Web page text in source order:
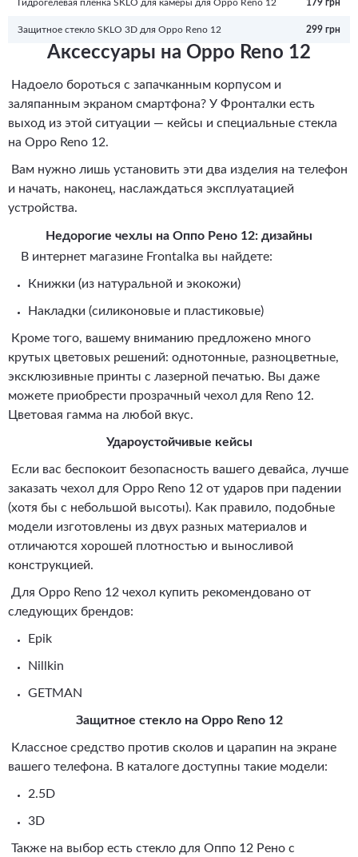
Гидрогелевая пленка SKLO для камеры для Oppo Reno 12 179 грн
Защитное стекло SKLO 3D для Oppo Reno 12 299 грн
Аксессуары на Oppo Reno 12
Надоело бороться с запачканным корпусом и
заляпанным экраном смартфона? У Фронталки есть
выход из этой ситуации — кейсы и специальные стекла
на Oppo Reno 12.
Вам нужно лишь установить эти два изделия на телефон
и начать, наконец, наслаждаться эксплуатацией
устройства.
Недорогие чехлы на Оппо Рено 12: дизайны
В интернет магазине Frontalka вы найдете:
Книжки (из натуральной и экокожи)
Накладки (силиконовые и пластиковые)
Кроме того, вашему вниманию предложено много
крутых цветовых решений: однотонные, разноцветные,
эксклюзивные принты с лазерной печатью. Вы даже
можете приобрести прозрачный чехол для Reno 12.
Цветовая гамма на любой вкус.
Удароустойчивые кейсы
Если вас беспокоит безопасность вашего девайса, лучше
заказать чехол для Oppo Reno 12 от ударов при падении
(хотя бы с небольшой высоты). Как правило, подобные
модели изготовлены из двух разных материалов и
отличаются хорошей плотностью и выносливой
конструкцией.
Для Oppo Reno 12 чехол купить рекомендовано от
следующих брендов:
Epik
Nillkin
GETMAN
Защитное стекло на Oppo Reno 12
Классное средство против сколов и царапин на экране
вашего телефона. В каталоге доступны такие модели:
2.5D
3D
Также на выбор есть стекло для Оппо 12 Рено с